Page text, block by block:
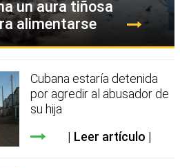
un aura tiñosa
alimentarse
Cubana estaría detenida
por agredir al abusador de
su hija
Leer artículo